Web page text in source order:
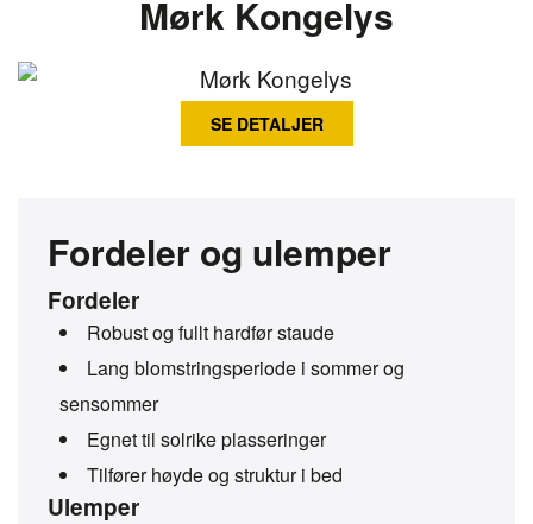
Mørk Kongelys
Fordeler og ulemper
Fordeler
Robust og fullt hardfør staude
Lang blomstringsperiode i sommer og
sensommer
Egnet til solrike plasseringer
Tilfører høyde og struktur i bed
Ulemper
SE DETALJER